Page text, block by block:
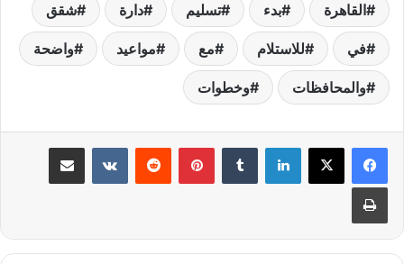
القاهرة بدء تسليم دارة شقق
في للاستلام مع مواعيد واضحة
والمحافظات وخطوات
لينكدإن بينتيريست مشاركة عبر البريد
طباعة